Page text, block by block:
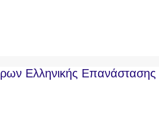
Ελληνικής Επανάστασης